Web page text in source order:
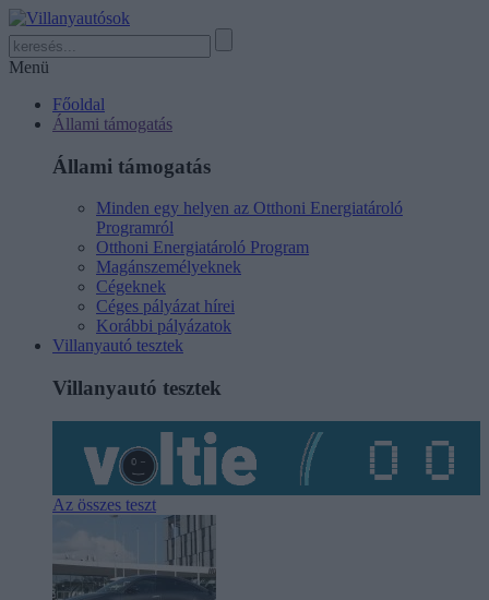
Menü
Főoldal
Állami támogatás
Állami támogatás
Minden egy helyen az Otthoni Energiatároló
Programról
Otthoni Energiatároló Program
Magánszemélyeknek
Cégeknek
Céges pályázat hírei
Korábbi pályázatok
Villanyautó tesztek
Villanyautó tesztek
Az összes teszt